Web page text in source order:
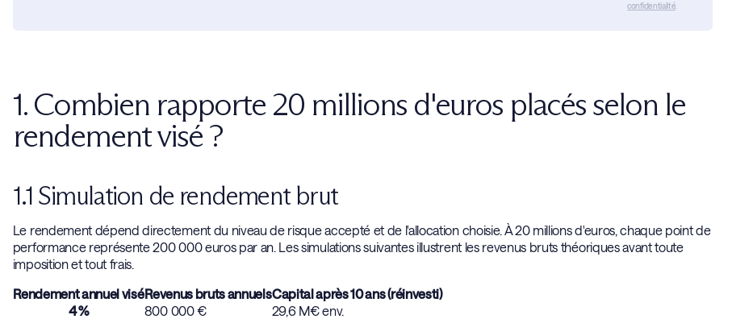
confidentialité
1. Combien rapporte 20 millions d'euros placés selon le
rendement visé ?
1.1 Simulation de rendement brut
Le rendement dépend directement du niveau de risque accepté et de l'allocation choisie. À 20 millions d'euros, chaque point de
performance représente 200 000 euros par an. Les simulations suivantes illustrent les revenus bruts théoriques avant toute
imposition et tout frais.
Rendement annuel viséRevenus bruts annuelsCapital après 10 ans (réinvesti)
4 %
800 000 €
29,6 M€ env.